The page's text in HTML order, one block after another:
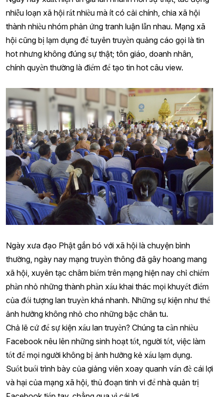
nhiễu loạn xã hội rất nhiều mà ít có cải chính, chia xã hội
thành nhiều nhóm phản ứng tranh luận lẫn nhau. Mạng xã
hội cũng bị lạm dụng để tuyên truyền quảng cáo gọi là tin
hot nhưng không đúng sự thật; tôn giáo, doanh nhân,
chính quyền thường là điểm để tạo tin hot câu view.
Ngày xưa đạo Phật gắn bó với xã hội là chuyện bình
thường, ngày nay mạng truyền thông đã gây hoang mang
xã hội, xuyên tạc châm biếm trên mạng hiện nay chỉ chiếm
phần nhỏ những thành phần xấu khai thác mọi khuyết điểm
của đối tượng lan truyền khá nhanh. Những sự kiện như thế
ảnh hưởng không nhỏ cho những bậc chân tu.
Chả lẽ cứ để sự kiện xấu lan truyền? Chúng ta cần nhiều
Facebook nêu lên những sinh hoạt tốt, người tốt, việc làm
tốt để mọi người không bị ảnh hưởng kẻ xấu lạm dụng.
Suốt buổi trình bày của giảng viên xoay quanh vấn đề cái lợi
và hại của mạng xã hội, thủ đoạn tinh vi để nhà quản trị